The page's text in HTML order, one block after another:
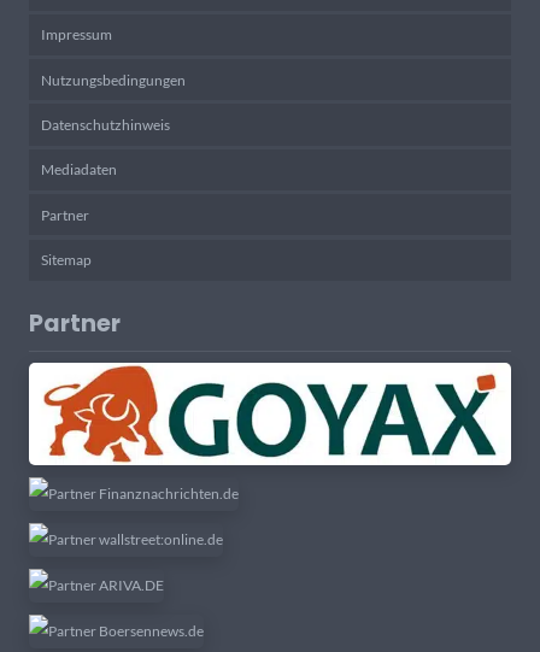
Impressum
Nutzungsbedingungen
Datenschutzhinweis
Mediadaten
Partner
Sitemap
Partner